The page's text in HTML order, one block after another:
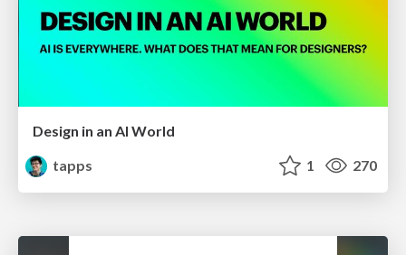
Design in an AI World
tapps
1 270